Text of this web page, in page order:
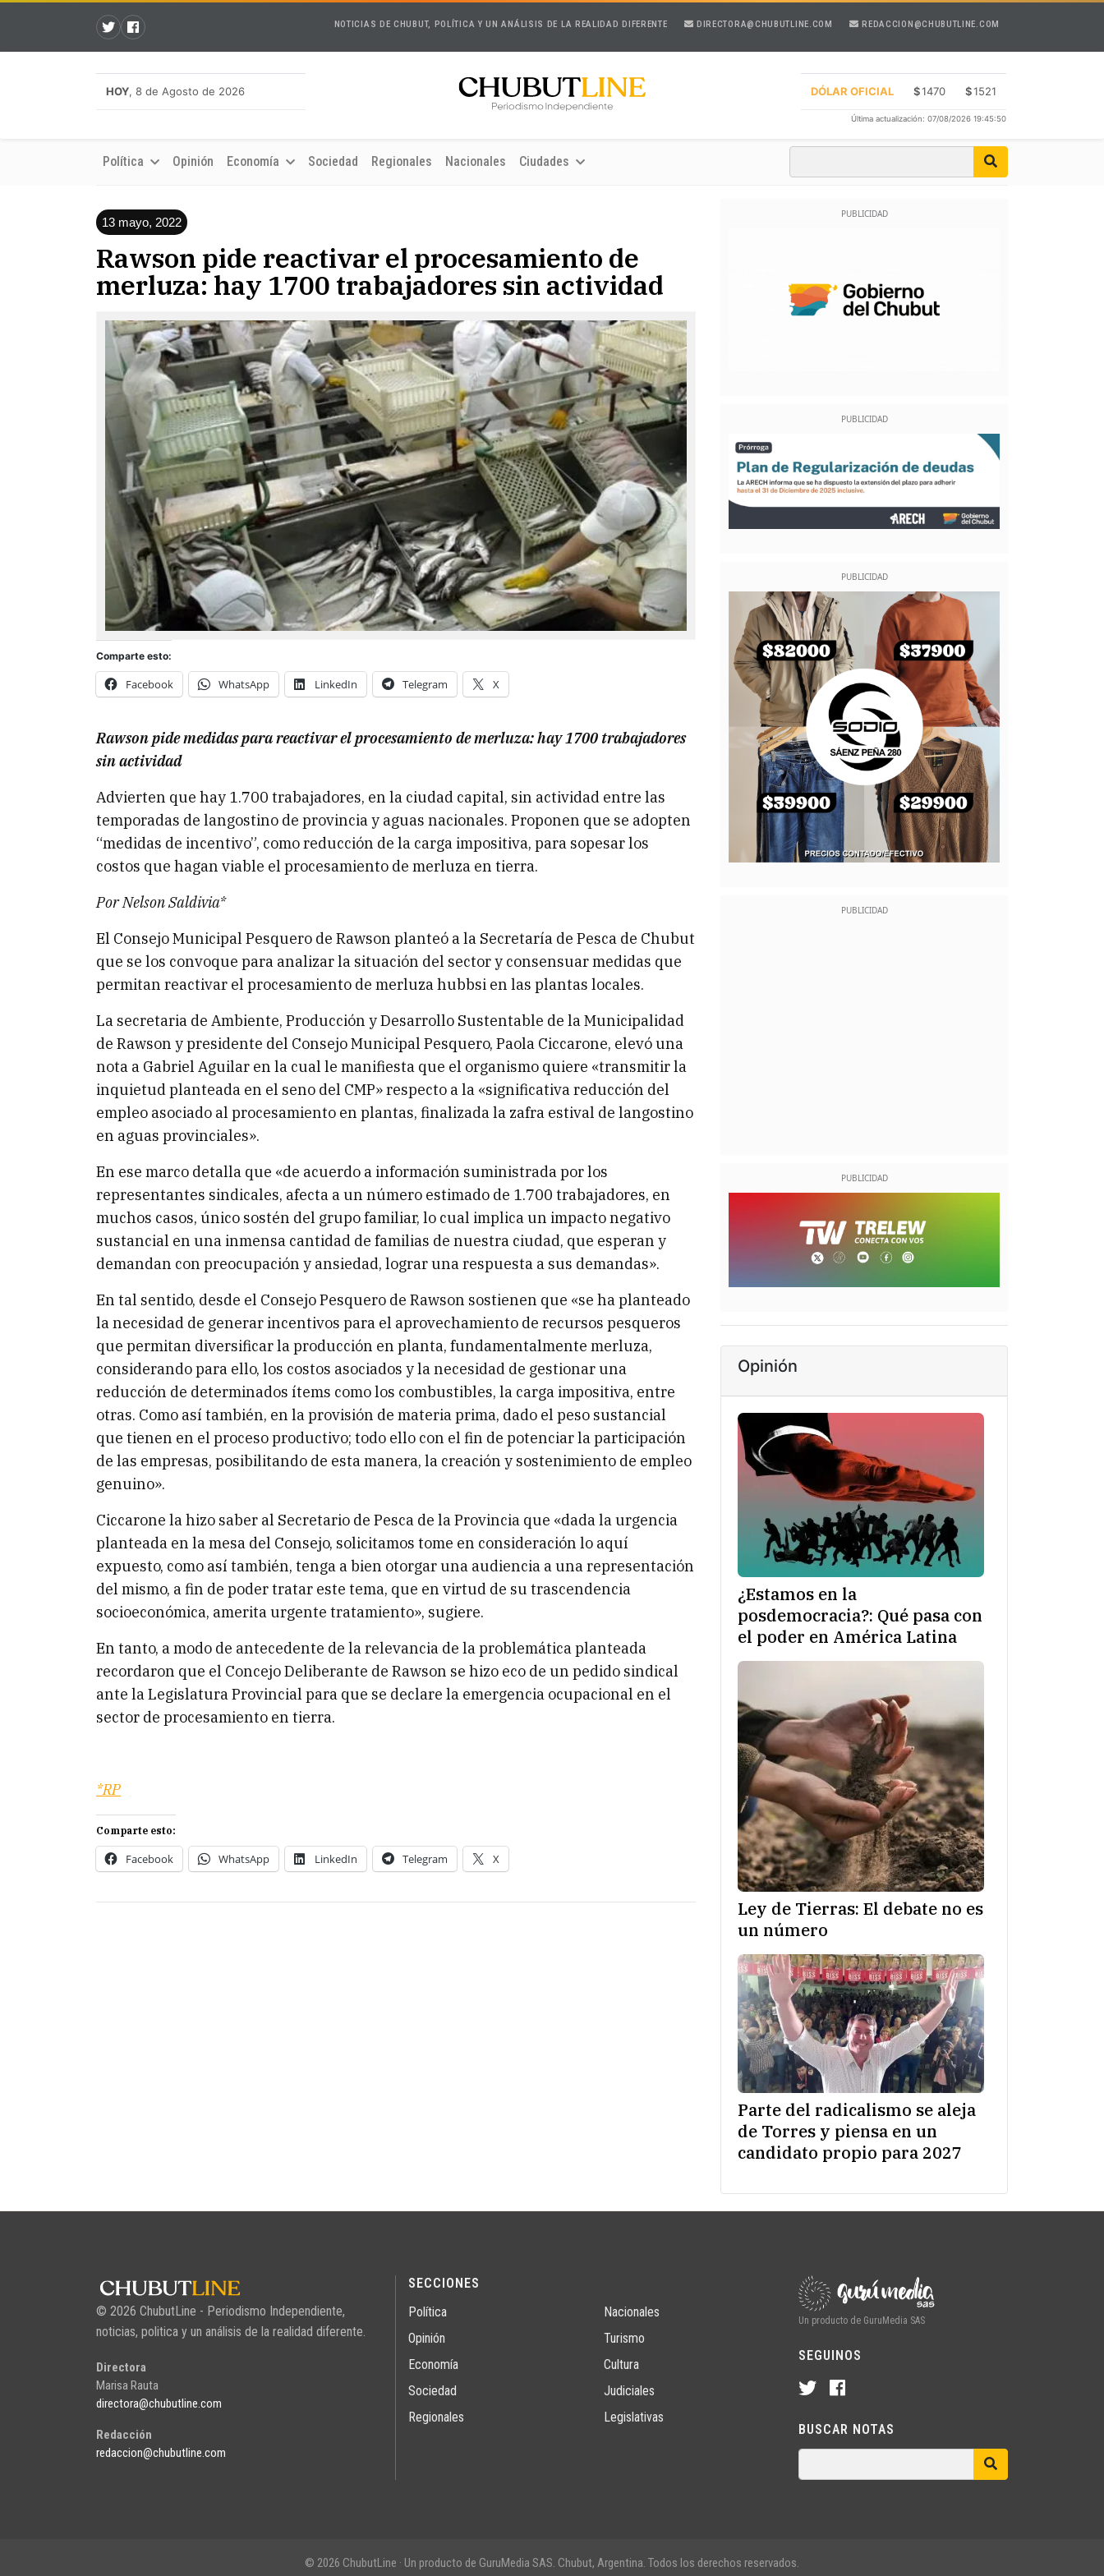
NOTICIAS DE CHUBUT, POLÍTICA Y UN ANÁLISIS DE LA REALIDAD DIFERENTE DIRECTORA@CHUBUTLINE.COM REDACCION@CHUBUTLINE.COM
HOY, 8 de Agosto de 2026 DÓLAR OFICIAL $1470 $1521
Última actualización: 07/08/2026 19:45:50
Política Opinión Economía Sociedad Regionales Nacionales Ciudades
13 mayo, 2022
Rawson pide reactivar el procesamiento de
merluza: hay 1700 trabajadores sin actividad
Comparte esto:
Facebook WhatsApp LinkedIn Telegram X
Rawson pide medidas para reactivar el procesamiento de merluza: hay 1700 trabajadores
sin actividad
Advierten que hay 1.700 trabajadores, en la ciudad capital, sin actividad entre las
temporadas de langostino de provincia y aguas nacionales. Proponen que se adopten
“medidas de incentivo”, como reducción de la carga impositiva, para sopesar los
costos que hagan viable el procesamiento de merluza en tierra.
Por Nelson Saldivia*
El Consejo Municipal Pesquero de Rawson planteó a la Secretaría de Pesca de Chubut
que se los convoque para analizar la situación del sector y consensuar medidas que
permitan reactivar el procesamiento de merluza hubbsi en las plantas locales.
La secretaria de Ambiente, Producción y Desarrollo Sustentable de la Municipalidad
de Rawson y presidente del Consejo Municipal Pesquero, Paola Ciccarone, elevó una
nota a Gabriel Aguilar en la cual le manifiesta que el organismo quiere «transmitir la
inquietud planteada en el seno del CMP» respecto a la «significativa reducción del
empleo asociado al procesamiento en plantas, finalizada la zafra estival de langostino
en aguas provinciales».
En ese marco detalla que «de acuerdo a información suministrada por los
representantes sindicales, afecta a un número estimado de 1.700 trabajadores, en
muchos casos, único sostén del grupo familiar, lo cual implica un impacto negativo
sustancial en una inmensa cantidad de familias de nuestra ciudad, que esperan y
demandan con preocupación y ansiedad, lograr una respuesta a sus demandas».
En tal sentido, desde el Consejo Pesquero de Rawson sostienen que «se ha planteado
la necesidad de generar incentivos para el aprovechamiento de recursos pesqueros
que permitan diversificar la producción en planta, fundamentalmente merluza,
considerando para ello, los costos asociados y la necesidad de gestionar una
reducción de determinados ítems como los combustibles, la carga impositiva, entre
otras. Como así también, en la provisión de materia prima, dado el peso sustancial
que tienen en el proceso productivo; todo ello con el fin de potenciar la participación
de las empresas, posibilitando de esta manera, la creación y sostenimiento de empleo
genuino».
Ciccarone la hizo saber al Secretario de Pesca de la Provincia que «dada la urgencia
planteada en la mesa del Consejo, solicitamos tome en consideración lo aquí
expuesto, como así también, tenga a bien otorgar una audiencia a una representación
del mismo, a fin de poder tratar este tema, que en virtud de su trascendencia
socioeconómica, amerita urgente tratamiento», sugiere.
En tanto, a modo de antecedente de la relevancia de la problemática planteada
recordaron que el Concejo Deliberante de Rawson se hizo eco de un pedido sindical
ante la Legislatura Provincial para que se declare la emergencia ocupacional en el
sector de procesamiento en tierra.
*RP
Comparte esto:
Facebook WhatsApp LinkedIn Telegram X
Opinión
¿Estamos en la
posdemocracia?: Qué pasa con
el poder en América Latina
Ley de Tierras: El debate no es
un número
Parte del radicalismo se aleja
de Torres y piensa en un
candidato propio para 2027
© 2026 ChubutLine - Periodismo Independiente,
noticias, politica y un análisis de la realidad diferente.
Directora
Marisa Rauta
directora@chubutline.com
Redacción
redaccion@chubutline.com
SECCIONES
Política
Opinión
Economía
Sociedad
Regionales
Nacionales
Turismo
Cultura
Judiciales
Legislativas
Un producto de GuruMedia SAS
SEGUINOS
BUSCAR NOTAS
© 2026 ChubutLine · Un producto de GuruMedia SAS. Chubut, Argentina. Todos los derechos reservados.